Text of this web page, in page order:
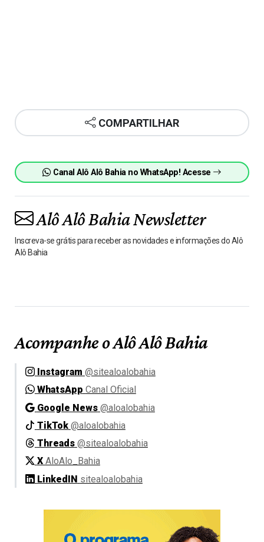
COMPARTILHAR
Canal Alô Alô Bahia no WhatsApp! Acesse
Alô Alô Bahia Newsletter
Inscreva-se grátis para receber as novidades e informações do Alô
Alô Bahia
Acompanhe o Alô Alô Bahia
Instagram @sitealoalobahia
WhatsApp Canal Oficial
Google News @aloalobahia
TikTok @aloalobahia
Threads @sitealoalobahia
X AloAlo_Bahia
LinkedIN sitealoalobahia